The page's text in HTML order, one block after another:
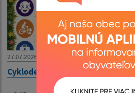
27.07.2026
Cyklodeň 30.07. 2026 o 10:00 hod.